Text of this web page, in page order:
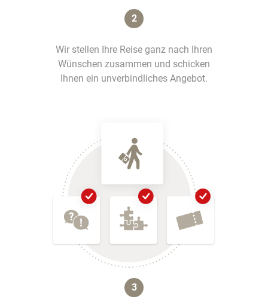
2
Wir stellen Ihre Reise ganz nach Ihren
Wünschen zusammen und schicken
Ihnen ein unverbindliches Angebot.
3